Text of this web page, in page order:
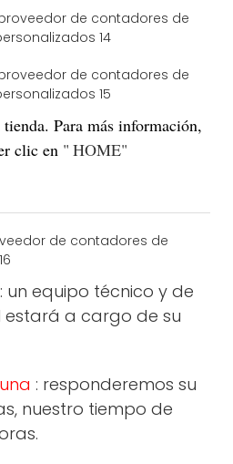
tienda. Para más información,
clic en " HOME"
: un equipo técnico y de
a cargo de su
: responderemos su
nuestro tiempo de